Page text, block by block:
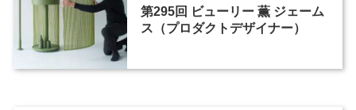
第295回 ビューリー 薫 ジェーム
ス（プロダクトデザイナー）